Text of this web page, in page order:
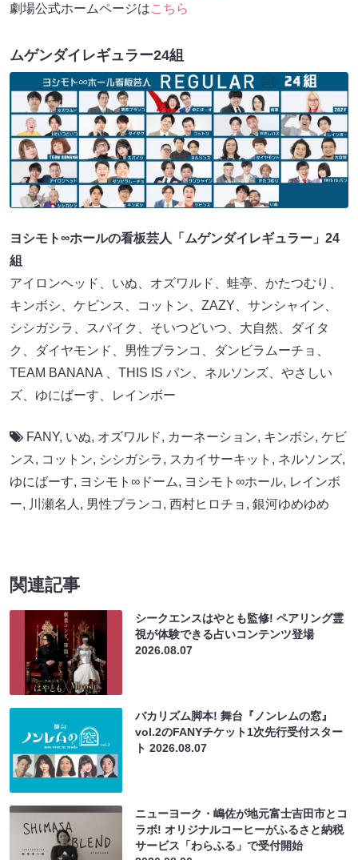
劇場公式ホームページはこちら
ムゲンダイレギュラー24組
ヨシモト∞ホールの看板芸人「ムゲンダイレギュラー」24
組
アイロンヘッド、いぬ、オズワルド、蛙亭、かたつむり、
キンボシ、ケビンス、コットン、ZAZY、サンシャイン、
シシガシラ、スパイク、そいつどいつ、大自然、ダイタ
ク、ダイヤモンド、男性ブランコ、ダンビラムーチョ、
TEAM BANANA 、THIS IS パン、ネルソンズ、やさしい
ズ、ゆにばーす、レインボー
FANY, いぬ, オズワルド, カーネーション, キンボシ, ケビ
ンス, コットン, シシガシラ, スカイサーキット , ネルソンズ,
ゆにばーす, ヨシモト∞ドーム, ヨシモト∞ホール, レインボ
ー, 川瀬名人 , 男性ブランコ , 西村ヒロチョ , 銀河ゆめゆめ
関連記事
シークエンスはやとも監修! ペアリング霊
視が体験できる占いコンテンツ登場
2026.08.07
バカリズム脚本! 舞台『ノンレムの窓』
vol.2のFANYチケット1次先行受付スター
ト2026.08.07
ニューヨーク・嶋佐が地元富士吉田市とコ
ラボ! オリジナルコーヒーがふるさと納税
サービス「わらふる」で受付開始